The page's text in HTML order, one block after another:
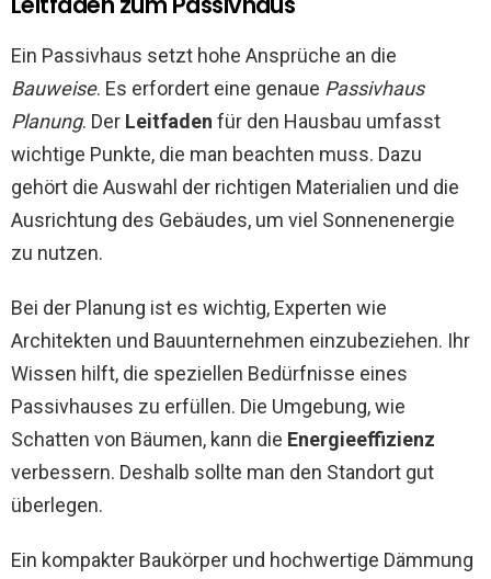
Ein Passivhaus setzt hohe Ansprüche an die
Bauweise. Es erfordert eine genaue Passivhaus
Planung. Der Leitfaden für den Hausbau umfasst
wichtige Punkte, die man beachten muss. Dazu
gehört die Auswahl der richtigen Materialien und die
Ausrichtung des Gebäudes, um viel Sonnenenergie
zu nutzen.
Bei der Planung ist es wichtig, Experten wie
Architekten und Bauunternehmen einzubeziehen. Ihr
Wissen hilft, die speziellen Bedürfnisse eines
Passivhauses zu erfüllen. Die Umgebung, wie
Schatten von Bäumen, kann die Energieeffizienz
verbessern. Deshalb sollte man den Standort gut
überlegen.
Ein kompakter Baukörper und hochwertige Dämmung